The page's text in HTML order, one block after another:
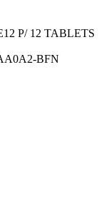
P/ 12 TABLETS
BFN